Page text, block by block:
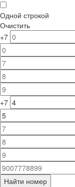
Одной строкой
Очистить
+7
+7
Найти номер